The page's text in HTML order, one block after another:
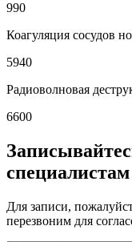
990
Коагуляция сосудов
5940
Радиоволновая
6600
специалистам
Для записи,
перезвоним для